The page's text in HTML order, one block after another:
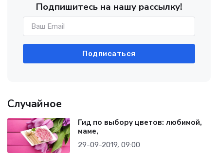
Подпишитесь на нашу рассылку!
Подписаться
Случайное
Гид по выбору цветов: любимой,
маме,
29-09-2019, 09:00